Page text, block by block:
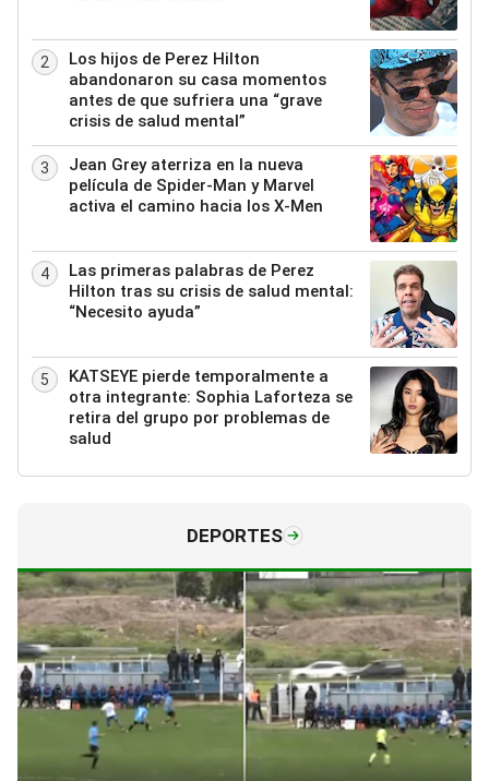
2
Los hijos de Perez Hilton
abandonaron su casa momentos
antes de que sufriera una “grave
crisis de salud mental”
3
Jean Grey aterriza en la nueva
película de Spider-Man y Marvel
activa el camino hacia los X-Men
4
Las primeras palabras de Perez
Hilton tras su crisis de salud mental:
“Necesito ayuda”
5
KATSEYE pierde temporalmente a
otra integrante: Sophia Laforteza se
retira del grupo por problemas de
salud
DEPORTES